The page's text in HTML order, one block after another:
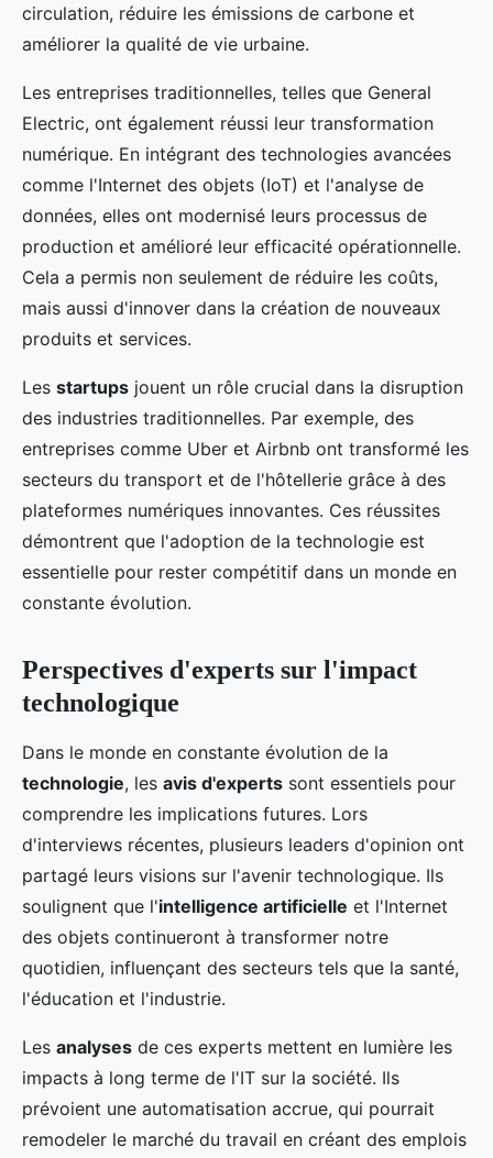
circulation, réduire les émissions de carbone et
améliorer la qualité de vie urbaine.
Les entreprises traditionnelles, telles que General
Electric, ont également réussi leur transformation
numérique. En intégrant des technologies avancées
comme l'Internet des objets (IoT) et l'analyse de
données, elles ont modernisé leurs processus de
production et amélioré leur efficacité opérationnelle.
Cela a permis non seulement de réduire les coûts,
mais aussi d'innover dans la création de nouveaux
produits et services.
Les startups jouent un rôle crucial dans la disruption
des industries traditionnelles. Par exemple, des
entreprises comme Uber et Airbnb ont transformé les
secteurs du transport et de l'hôtellerie grâce à des
plateformes numériques innovantes. Ces réussites
démontrent que l'adoption de la technologie est
essentielle pour rester compétitif dans un monde en
constante évolution.
Perspectives d'experts sur l'impact
technologique
Dans le monde en constante évolution de la
technologie, les avis d'experts sont essentiels pour
comprendre les implications futures. Lors
d'interviews récentes, plusieurs leaders d'opinion ont
partagé leurs visions sur l'avenir technologique. Ils
soulignent que l'intelligence artificielle et l'Internet
des objets continueront à transformer notre
quotidien, influençant des secteurs tels que la santé,
l'éducation et l'industrie.
Les analyses de ces experts mettent en lumière les
impacts à long terme de l'IT sur la société. Ils
prévoient une automatisation accrue, qui pourrait
remodeler le marché du travail en créant des emplois